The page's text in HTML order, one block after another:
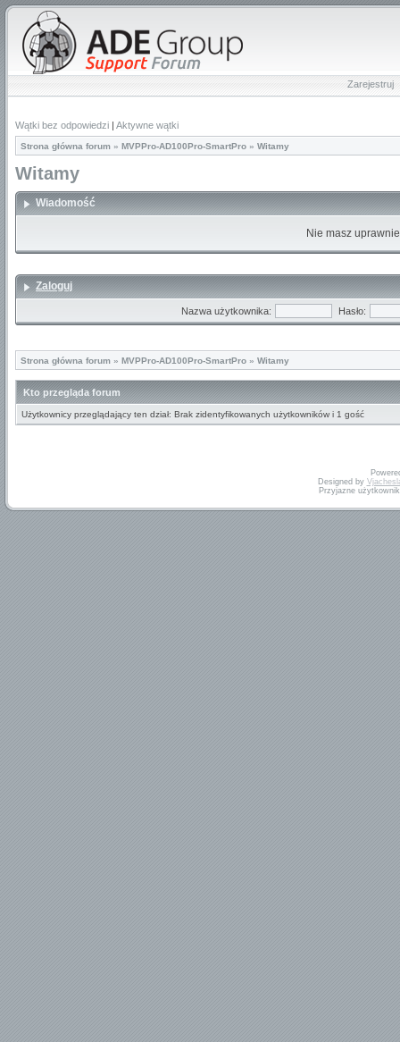
Zarejestruj
Wątki bez odpowiedzi | Aktywne wątki
Strona główna forum » MVPPro-AD100Pro-SmartPro » Witamy
Witamy
Wiadomość
Nie masz
Zaloguj
Nazwa użytkownika: Hasło:
Strona główna forum » MVPPro-AD100Pro-SmartPro » Witamy
Kto przegląda forum
Użytkownicy przeglądający ten dział: Brak zidentyfikowanych użytkowników i 1 gość
Designed by
Przyjazne